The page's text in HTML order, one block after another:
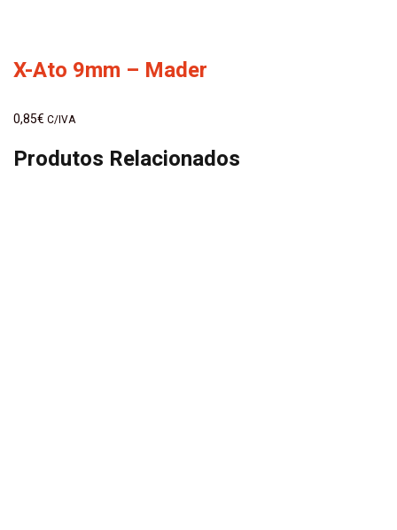
X-Ato 9mm – Mader
0,85€ C/IVA
Produtos Relacionados